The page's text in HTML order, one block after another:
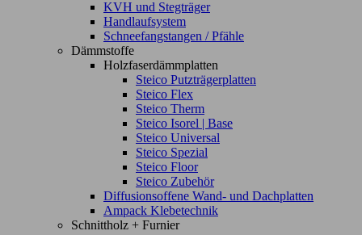
KVH und Stegträger
Handlaufsystem
Schneefangstangen / Pfähle
Dämmstoffe
Holzfaserdämmplatten
Steico Putzträgerplatten
Steico Flex
Steico Therm
Steico Isorel | Base
Steico Universal
Steico Spezial
Steico Floor
Steico Zubehör
Diffusionsoffene Wand- und Dachplatten
Ampack Klebetechnik
Schnittholz + Furnier